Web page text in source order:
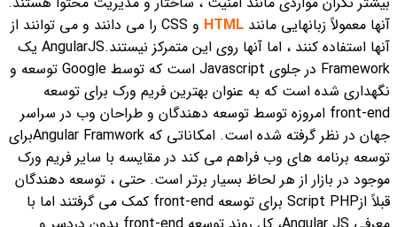
آنها معمولاً زبانهایی مانند HTML
و CSS را می دانند و می توانند از
آنها استفاده کنند ، اما آنها روی این متمرکز نیستند.
AngularJS یک
Framework در جلوی Javascript است که توسط Google توسعه و
نگهداری شده است که به عنوان بهترین فریم ورک برای توسعه
front-end امروزه توسط توسعه دهندگان و طراحان وب در سراسر
جهان در نظر گرفته شده است.
امکاناتی که Angular Framworkبرای
توسعه برنامه های وب فراهم می کند در مقایسه با سایر فریم ورک
موجود در بازار از هر لحاظ بسیار برتر است. حتی ، توسعه دهندگان
قبلاً ازScript PHP برای توسعه front-end کمک می گرفتند اما با